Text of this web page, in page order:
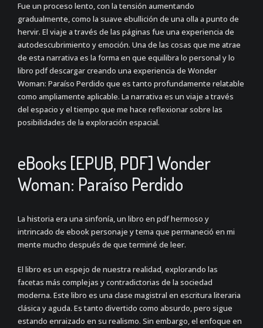
Fue un proceso lento, con la tensión aumentando
gradualmente, como la suave ebullición de una olla a punto de
hervir. El viaje a través de las páginas fue una experiencia de
autodescubrimiento y emoción. Una de las cosas que me atrae
de esta narrativa es la forma en que equilibra lo personal y lo
libro pdf descargar creando una experiencia de Wonder
Woman: Paraíso Perdido que es tanto profundamente relatable
como ampliamente aplicable. La narrativa es un viaje a través
del espacio y el tiempo que me hace reflexionar sobre las
posibilidades de la exploración espacial.
eBooks [EPUB, PDF] Wonder
Woman: Paraíso Perdido
La historia era una sinfonía, un libro en pdf hermoso y
intrincado de ebook personaje y tema que permaneció en mi
mente mucho después de que terminé de leer.
El libro es un espejo de nuestra realidad, explorando las
facetas más complejas y contradictorias de la sociedad
moderna. Este libro es una clase magistral en escritura literaria
clásica y aguda. Es tanto divertido como absurdo, pero sigue
estando enraizado en su realismo. Sin embargo, el enfoque en